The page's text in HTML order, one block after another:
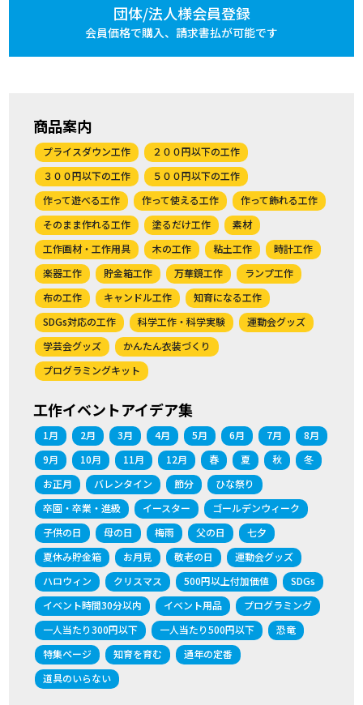
団体/法人様会員登録
会員価格で購入、 請求書払が可能です
商品案内
プライスダウン工作
２００円以下の工作
３００円以下の工作
５００円以下の工作
作って遊べる工作
作って使える工作
作って飾れる工作
そのまま作れる工作
塗るだけ工作
素材
工作画材・工作用具
木の工作 粘土工作
時計工作
楽器工作
貯金箱工作 万華鏡工作
ランプ工作
布の工作
キャンドル工作
知育になる工作
SDGs対応の工作
科学工作・科学実験
運動会グッズ
学芸会グッズ
かんたん衣装づくり
プログラミングキット
工作イベントアイデア集
1月 2月 3月 4月 5月 6月 7月
8月
9月
10月 11月 12月 春 夏 秋
冬
お正月
バレンタイン 節分
ひな祭り
卒園・卒業・進級
イースター
ゴールデンウィーク
子供の日
母の日 梅雨 父の日
七夕
夏休み貯金箱
お月見 敬老の日
運動会グッズ
ハロウィン
クリスマス 500円以上付加価値
SDGs
イベント時間30分以内
イベント用品
プログラミング
一人当たり300円以下
一人当たり500円以下
恐竜
特集ページ
知育を育む
通年の定番
道具のいらない